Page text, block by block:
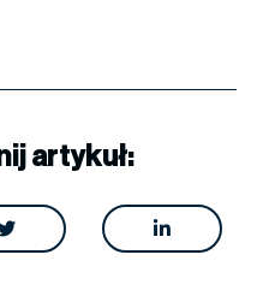
artykuł:
